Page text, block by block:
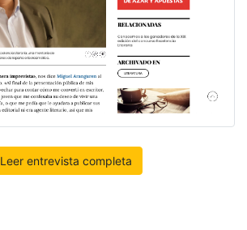
Leer entrevista completa